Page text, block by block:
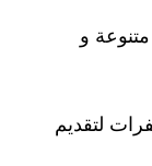
و
لتقديم